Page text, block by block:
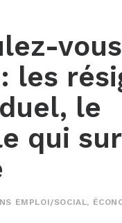
les
le
qui
EMPLOI/SOCIAL,